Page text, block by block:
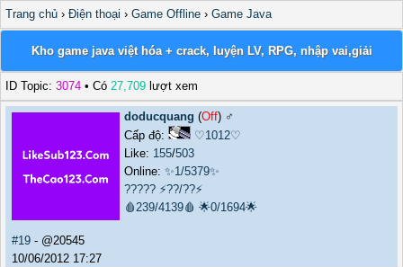
Trang chủ › Điện thoại › Game Offline › Game Java
Kho game java việt hóa + crack, luyện LV, RPG, nhập vai,giải
ID Topic: 3074 • Có 27,709 lượt xem
doducquang (Off) ♂️
Cấp độ:
♡1012♡
Like: 155/503
Online: ✨1/5379✨
????? ⚡??/??⚡
🩸239/4139🩸 🌟0/1694🌟
#19 - @20545
10/06/2012 17:27